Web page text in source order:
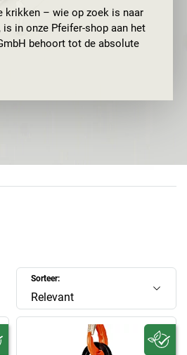
krikken – wie op zoek is naar
in onze Pfeifer-shop aan het
behoort tot de absolute
uit de ambachtelijke
12e generatie werd een
% van de omzet wordt buiten
zijn over de hele
groeit Pfeifer steeds verder.
nog met 40 % vergroot.
vindt u kettingen, kabels en
Sorteer:
Relevant